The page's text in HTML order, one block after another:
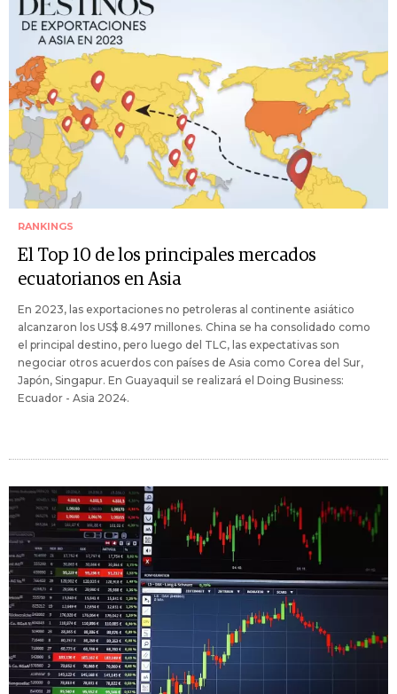
RANKINGS
El Top 10 de los principales mercados
ecuatorianos en Asia
En 2023, las exportaciones no petroleras al continente asiático
alcanzaron los US$ 8.497 millones. China se ha consolidado como
el principal destino, pero luego del TLC, las expectativas son
negociar otros acuerdos con países de Asia como Corea del Sur,
Japón, Singapur. En Guayaquil se realizará el Doing Business:
Ecuador - Asia 2024.